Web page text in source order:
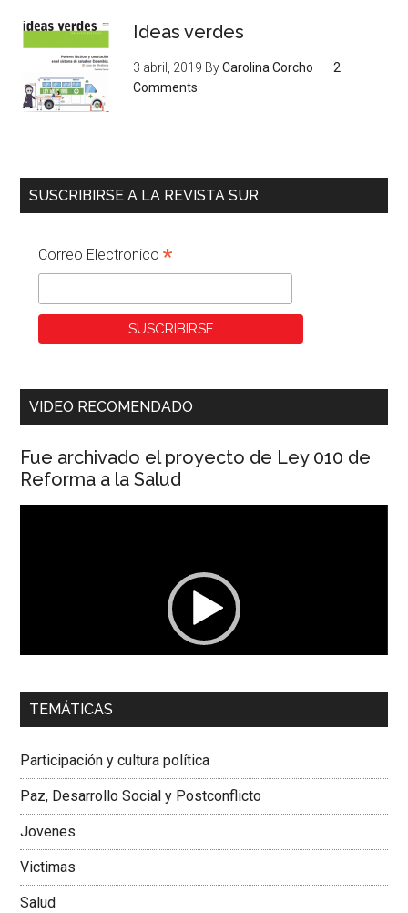
Ideas verdes
3 abril, 2019 ByCarolina Corcho
2
Comments
SUSCRIBIRSE A LA REVISTA SUR
Correo Electronico*
VIDEO RECOMENDADO
Fue archivado el proyecto de Ley 010 de
Reforma a la Salud
00:00 01:04
Dra. Carolina Corcho Mejía,Presidenta Corporación
Colombiana
TEMÁTICAS
Participación y cultura política
Paz, Desarrollo Social y Postconflicto
Jovenes
Victimas
Salud